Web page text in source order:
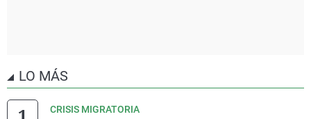
LO MÁS
CRISIS MIGRATORIA